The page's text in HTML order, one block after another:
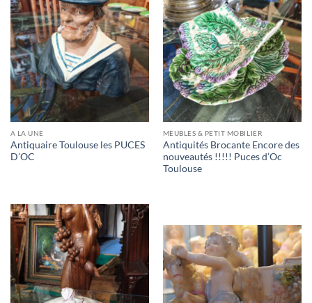
A LA UNE
Antiquaire Toulouse les PUCES
D’OC
MEUBLES & PETIT MOBILIER
Antiquités Brocante Encore des
nouveautés !!!!! Puces d’Oc
Toulouse